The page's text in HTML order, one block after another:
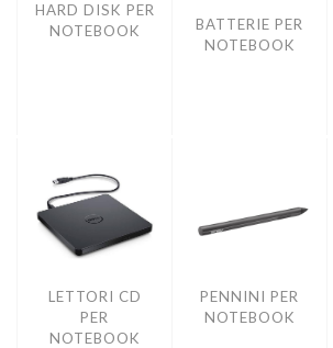
HARD DISK PER
NOTEBOOK
BATTERIE PER
NOTEBOOK
LETTORI CD
PER
NOTEBOOK
PENNINI PER
NOTEBOOK